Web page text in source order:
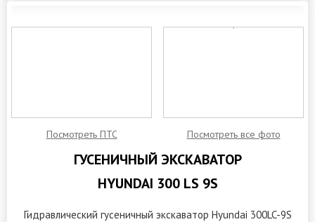
Посмотреть ПТС Посмотреть все фото
ГУСЕНИЧНЫЙ ЭКСКАВАТОР
HYUNDAI 300 LS 9S
Гидравлический гусеничный экскаватор Hyundai 300LC-9S